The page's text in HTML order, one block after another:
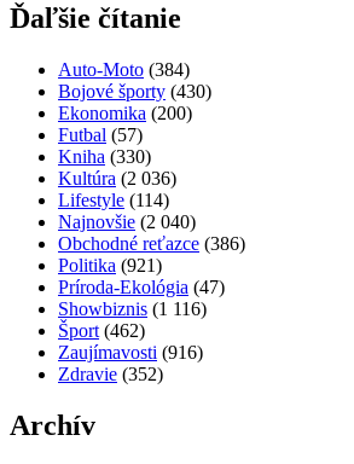
Ďaľšie čítanie
Auto-Moto (384)
Bojové športy (430)
Ekonomika (200)
Futbal (57)
Kniha (330)
Kultúra (2 036)
Lifestyle (114)
Najnovšie (2 040)
Obchodné reťazce (386)
Politika (921)
Príroda-Ekológia (47)
Showbiznis (1 116)
Šport (462)
Zaujímavosti (916)
Zdravie (352)
Archív